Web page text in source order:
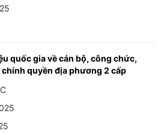
quốc gia về cán bộ, công chức,
quyền địa phương 2 cấp